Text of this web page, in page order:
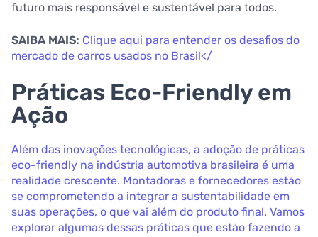
futuro mais responsável e sustentável para todos.
SAIBA MAIS: Clique aqui para entender os desafios do
mercado de carros usados no Brasil</
Práticas Eco-Friendly em
Ação
Além das inovações tecnológicas, a adoção de práticas
eco-friendly na indústria automotiva brasileira é uma
realidade crescente. Montadoras e fornecedores estão
se comprometendo a integrar a sustentabilidade em
suas operações, o que vai além do produto final. Vamos
explorar algumas dessas práticas que estão fazendo a